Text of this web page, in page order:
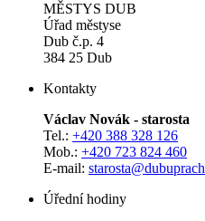
MĚSTYS DUB
Úřad městyse
Dub č.p. 4
384 25 Dub
Kontakty
Václav Novák - starosta
Tel.: +420 388 328 126
Mob.: +420 723 824 460
E-mail:
Úřední hodiny